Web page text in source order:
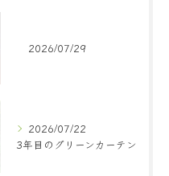
2026/07/29
2026/07/22
3年目のグリーンカーテン